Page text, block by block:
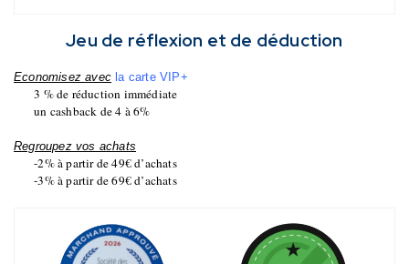
Jeu de réflexion et de déduction
Economisez avec la carte VIP+
3 % de réduction immédiate
un cashback de 4 à 6%
Regroupez vos achats
-2% à partir de 49€ d’achats
-3% à partir de 69€ d’achats